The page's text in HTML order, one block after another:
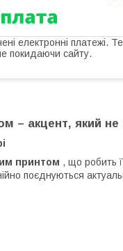
електронні платежі.
покидаючи сайту.
– акцент, який
принтом , що робить
поєднуються